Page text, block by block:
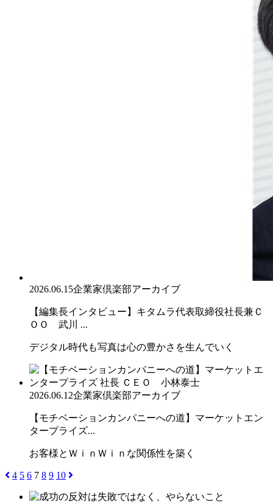
2026.06.15企業家倶楽部アーカイブ
【編集長インタビュー】キタムラ代表取締役社長兼Ｃ
ＯＯ 武川 ...
デジタル時代も写真は心の豊かさを生んでいく
2026.06.12企業家倶楽部アーカイブ
【モチベーションカンパニーへの道】マーケットエン
タープライズ...
お客様とＷｉｎＷｉｎな関係性を築く
4 5 6 7 8 9 10